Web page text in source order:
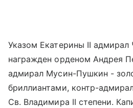
Указом Екатерины II адмирал
награжден орденом Андрея
адмирал Мусин-Пушкин -
бриллиантами, контр-
Св. Владимира II степени.